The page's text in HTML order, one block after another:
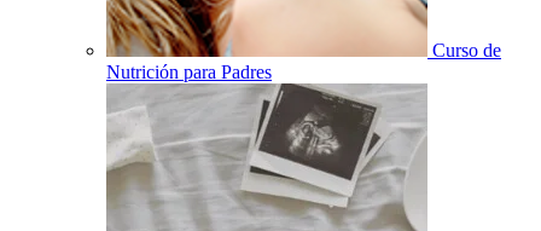
Curso de
Nutrición para Padres